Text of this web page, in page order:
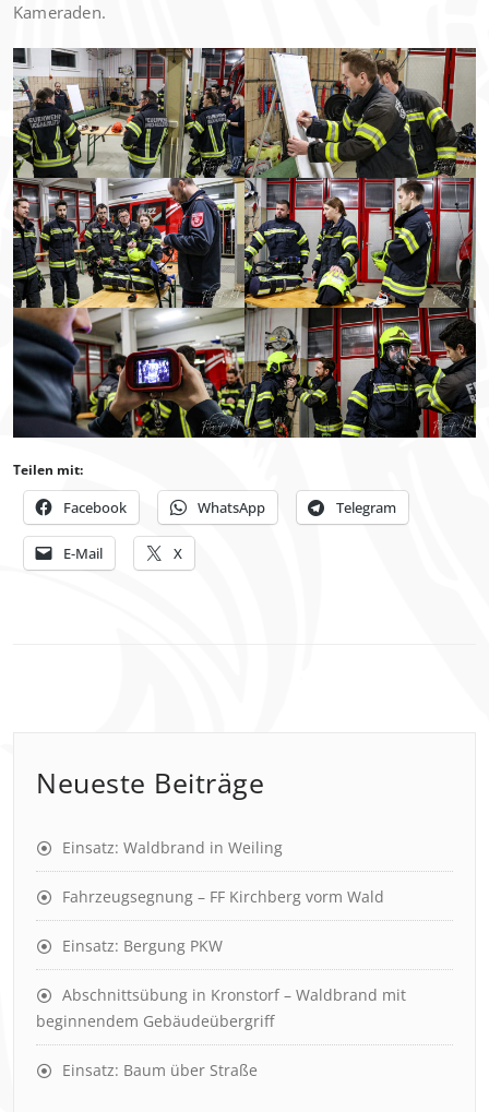
Kameraden.
Teilen mit:
Facebook WhatsApp Telegram
E-Mail X
Neueste Beiträge
Einsatz: Waldbrand in Weiling
Fahrzeugsegnung – FF Kirchberg vorm Wald
Einsatz: Bergung PKW
Abschnittsübung in Kronstorf – Waldbrand mit
beginnendem Gebäudeübergriff
Einsatz: Baum über Straße